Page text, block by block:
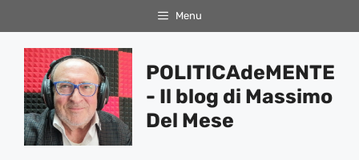
al
contenuto
Menu
POLITICAdeMENTE
- Il blog di Massimo
Del Mese